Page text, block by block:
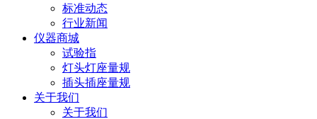
标准动态
行业新闻
仪器商城
试验指
灯头灯座量规
插头插座量规
关于我们
关于我们